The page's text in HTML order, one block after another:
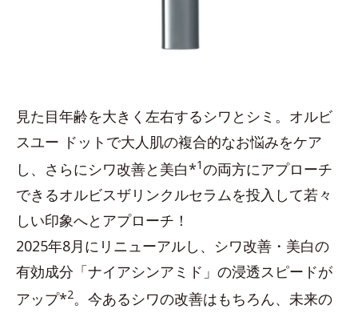
見た目年齢を大きく左右するシワとシミ。オルビ
スユー ドットで大人肌の複合的なお悩みをケア
し、さらにシワ改善と美白*1の両方にアプローチ
できるオルビスザリンクルセラムを投入して若々
しい印象へとアプローチ！
2025年8月にリニューアルし、シワ改善・美白の
有効成分「ナイアシンアミド」の浸透スピードが
アップ*2。今あるシワの改善はもちろん、未来の